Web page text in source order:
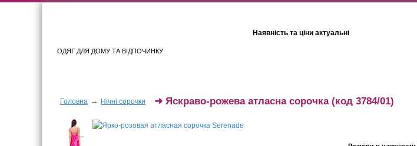
ОДЯГ ДЛЯ ДОМУ ТА ВІДПОЧИНКУ
Наявність та ціни актуальні
Головна → Нічні сорочки ➜ Яскраво-рожева атласна сорочка(код 3784/01)